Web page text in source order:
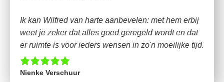
Ik kan Wilfred van harte aanbevelen: met hem erbij
weet je zeker dat alles goed geregeld wordt en dat
er ruimte is voor ieders wensen in zo'n moeilijke tijd.
Nienke Verschuur